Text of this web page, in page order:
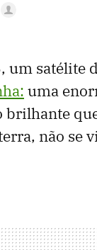
um satélite
uma
brilhante
não se